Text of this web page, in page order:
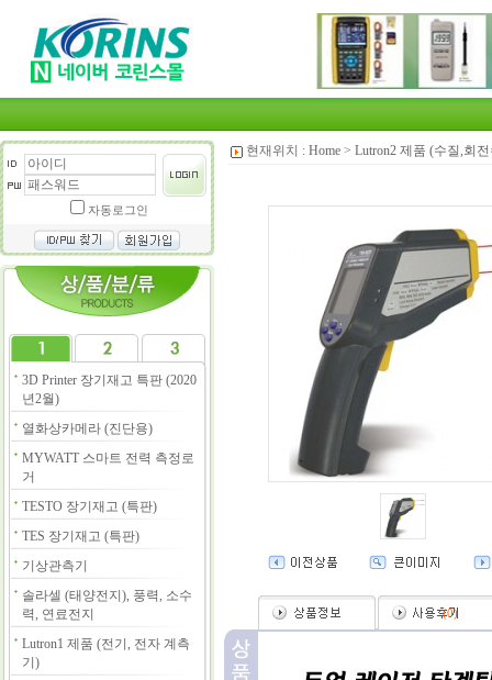
자동로그인
3D Printer 장기재고 특판 (2020
년2월)
열화상카메라 (진단용)
MYWATT 스마트 전력 측정로
거
TESTO 장기재고 (특판)
TES 장기재고 (특판)
기상관측기
솔라셀 (태양전지), 풍력, 소수
력, 연료전지
Lutron1 제품 (전기, 전자 계측
기)
현재위치 : Home > Lutron2 제품 (수질,회
(0)